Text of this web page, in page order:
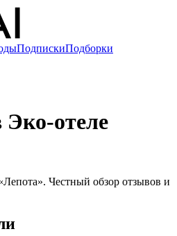
ПодпискиПодборки
отеле
Честный обзор отзывов и